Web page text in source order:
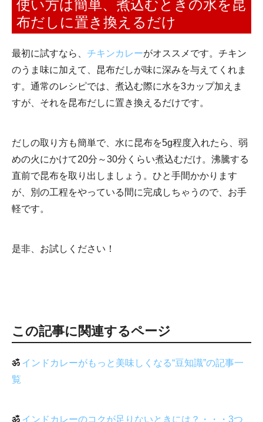
使い方は簡単、煮込むときの水を昆
布だしに置き換えるだけ
最初に試すなら、 チキンカレーがオススメです。チキン
のうま味に加えて、昆布だしが味に深みを与えてくれま
す。通常のレシピでは、煮込む際に水を3カップ加えま
すが、それを昆布だしに置き換えるだけです。
だしの取り方も簡単で、水に昆布を5g程度入れたら、弱
めの火にかけて20分～30分くらい煮込むだけ。沸騰する
直前で昆布を取り出しましょう。ひと手間かかります
が、別の工程をやっている間に完成しちゃうので、お手
軽です。
是非、お試しください！
この記事に関連するページ
ॐ インドカレーがもっと美味しくなる“豆知識”の記事一
覧
ॐ インドカレーのコクが足りないときには？・・・3つ